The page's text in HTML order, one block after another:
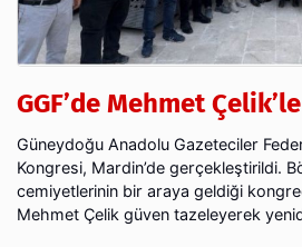
GGF’de Mehmet
Güneydoğu Anadolu Gazeteciler
Kongresi, Mardin’de gerçekleştirildi.
cemiyetlerinin bir araya geldiği
Mehmet Çelik güven tazeleyerek